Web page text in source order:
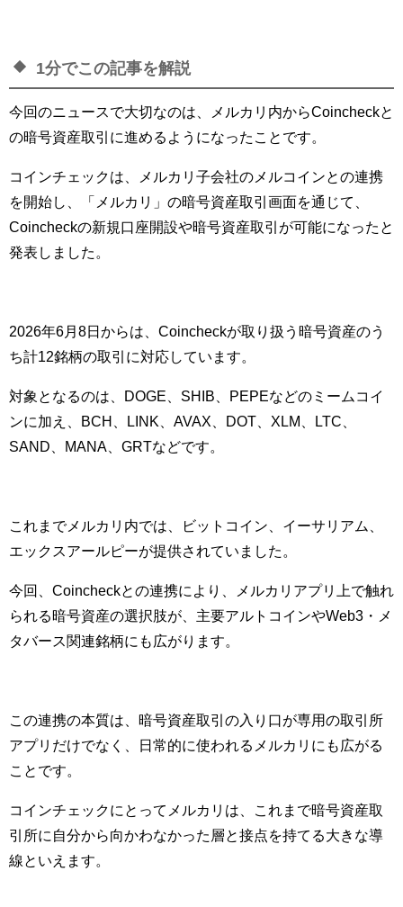
1分でこの記事を解説
今回のニュースで大切なのは、メルカリ内からCoincheckと
の暗号資産取引に進めるようになったことです。
コインチェックは、メルカリ子会社のメルコインとの連携
を開始し、「メルカリ」の暗号資産取引画面を通じて、
Coincheckの新規口座開設や暗号資産取引が可能になったと
発表しました。
2026年6月8日からは、Coincheckが取り扱う暗号資産のう
ち計12銘柄の取引に対応しています。
対象となるのは、DOGE、SHIB、PEPEなどのミームコイ
ンに加え、BCH、LINK、AVAX、DOT、XLM、LTC、
SAND、MANA、GRTなどです。
これまでメルカリ内では、ビットコイン、イーサリアム、
エックスアールピーが提供されていました。
今回、Coincheckとの連携により、メルカリアプリ上で触れ
られる暗号資産の選択肢が、主要アルトコインやWeb3・メ
タバース関連銘柄にも広がります。
この連携の本質は、暗号資産取引の入り口が専用の取引所
アプリだけでなく、日常的に使われるメルカリにも広がる
ことです。
コインチェックにとってメルカリは、これまで暗号資産取
引所に自分から向かわなかった層と接点を持てる大きな導
線といえます。